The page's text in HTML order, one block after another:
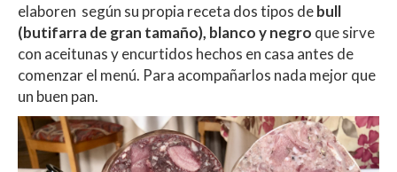
elaboren según su propia receta dos tipos debull
(butifarra de gran tamaño), blanco y negro que sirve
con aceitunas y encurtidos hechos en casa antes de
comenzar el menú. Para acompañarlos nada mejor que
un buen pan.